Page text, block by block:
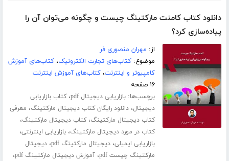
دانلود کتاب کامنت مارکتینگ چیست و چگونه می‌توان آن را
پیاده‌سازی کرد؟
از: مهران منصوری فر
موضوع:کتاب‌های تجارت الکترونیک،کتاب‌های آموزش
کامپیوتر و اینترنت،کتاب‌های آموزش اینترنت
۱۶ صفحه
برچسب‌ها:بازاریابی دیجیتال pdf ،کتاب بازاریابی
دیجیتال،دانلود رایگان کتاب دیجیتال مارکتینگ، معرفی
کتاب دیجیتال مارکتینگ،کتاب دیجیتال مارکتینگ،
کتاب در مورد دیجیتال مارکتینگ،بازاریابی اینترنتی،
بازاریابی ایمیلی،دیجیتال مارکتینگ pdf ،دیجیتال
مارکتینگ چیست pdf
،آموزش دیجیتال مارکتینگ pdf ،